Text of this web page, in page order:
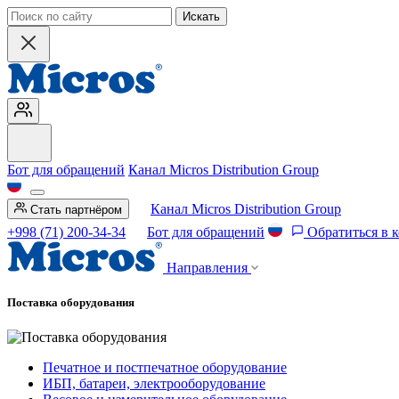
Искать
Бот для обращений Канал Micros Distribution Group
Стать партнёром
Канал Micros Distribution Group
+998 (71) 200-34-34
Бот для обращений Обратиться в
Направления
Поставка оборудования
Печатное и постпечатное оборудование
ИБП, батареи, электрооборудование